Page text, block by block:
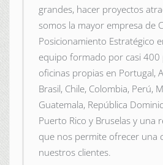
grandes, hacer proyectos
somos la mayor empresa de
Posicionamiento Estratégico
equipo formado por casi 400
oficinas propias en Portugal,
Brasil, Chile, Colombia, Perú,
Guatemala, República
Puerto Rico y Bruselas y una
que nos permite ofrecer una
nuestros clientes.